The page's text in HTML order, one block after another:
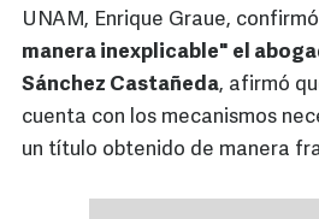
UNAM, Enrique Graue,
manera inexplicable" el
Sánchez Castañeda, afirmó
cuenta con los mecanismos
un título obtenido de manera